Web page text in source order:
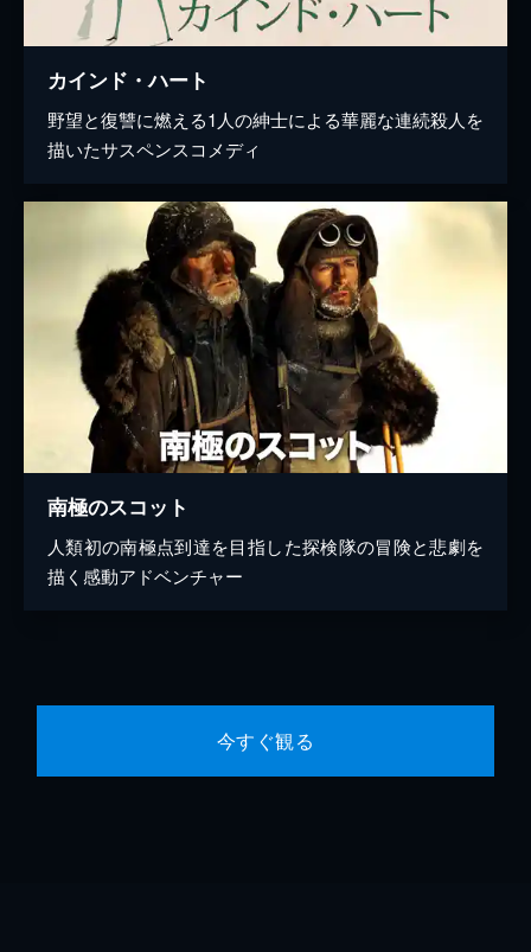
カインド・ハート
野望と復讐に燃える1人の紳士による華麗な連続殺人を
描いたサスペンスコメディ
南極のスコット
人類初の南極点到達を目指した探検隊の冒険と悲劇を
描く感動アドベンチャー
今すぐ観る